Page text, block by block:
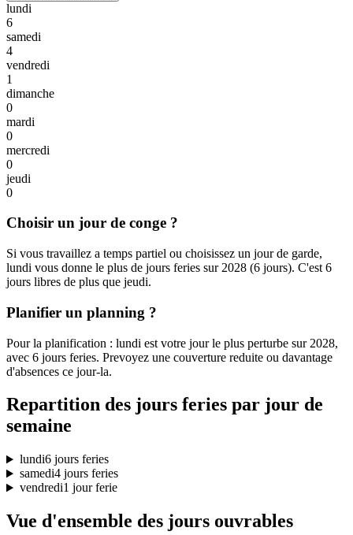
lundi
6
samedi
4
vendredi
1
dimanche
0
mardi
0
mercredi
0
jeudi
0
Choisir un jour de conge ?
Si vous travaillez a temps partiel ou choisissez un jour de garde,
lundi vous donne le plus de jours feries sur 2028 (6 jours). C'est 6
jours libres de plus que jeudi.
Planifier un planning ?
Pour la planification : lundi est votre jour le plus perturbe sur 2028,
avec 6 jours feries. Prevoyez une couverture reduite ou davantage
d'absences ce jour-la.
Repartition des jours feries par jour de
semaine
lundi6 jours feries
samedi4 jours feries
vendredi1 jour ferie
Vue d'ensemble des jours ouvrables